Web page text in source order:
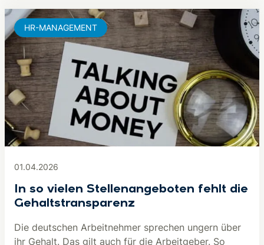
01.04.2026
In so vielen Stellenangeboten fehlt die
Gehaltstransparenz
Die deutschen Arbeitnehmer sprechen ungern über
ihr Gehalt. Das gilt auch für die Arbeitgeber. So
HR-MANAGEMENT